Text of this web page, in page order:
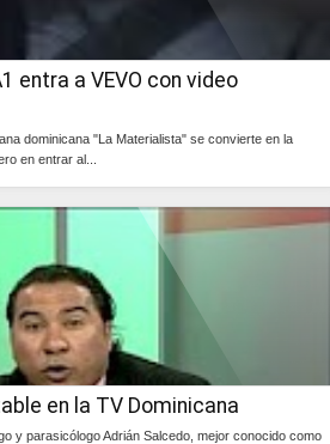
entra a VEVO con video
dominicana "La Materialista" se convierte en la
en entrar al...
en la TV Dominicana
y parasicólogo Adrián Salcedo, mejor conocido como